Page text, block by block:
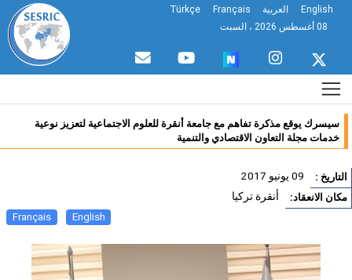
English العربية Français
Türkçe
سيسرك يوقع مذكرة تفاهم مع جامعة أنقرة للعلوم الاجتماعية لتعزيز نوعية
خدمات مجلة التعاون الاقتصادي والتنمية
: 09 يونيو 2017
الانعقاد: أنقرة تركيا
English
Français